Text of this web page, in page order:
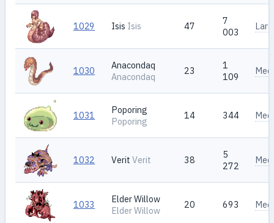
1029 Isis Isis 47
7
003
1030
Anacondaq
Anacondaq
23
1
109
1031
Poporing
Poporing
14 344
1032 Verit Verit 38
5
272
1033
Elder Willow
Elder Willow
20 693